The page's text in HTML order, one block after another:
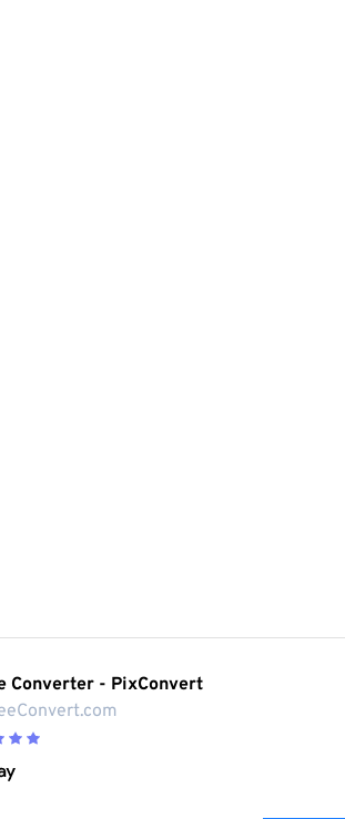
Converter - PixConvert